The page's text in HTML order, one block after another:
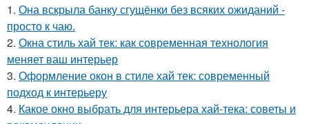
1. Она вскрыла банку сгущёнки без всяких ожиданий -
просто к чаю.
2. Окна стиль хай тек: как современная технология
меняет ваш интерьер
3. Оформление окон в стиле хай тек: современный
подход к интерьеру
4. Какое окно выбрать для интерьера хай-тека: советы и